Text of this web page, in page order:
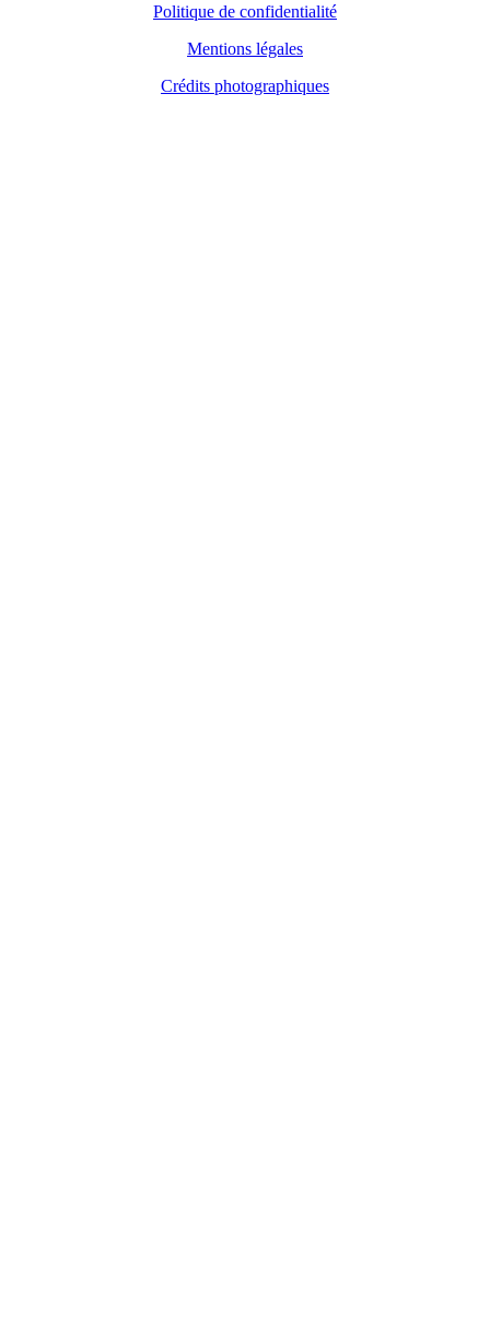
Politique de confidentialité
Mentions légales
Crédits photographiques